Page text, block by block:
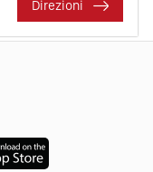
Direzioni